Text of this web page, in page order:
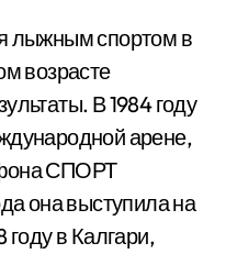
лыжным спортом в
возрасте
В 1984 году
арене,
СПОРТ
она выступила на
году в Калгари,